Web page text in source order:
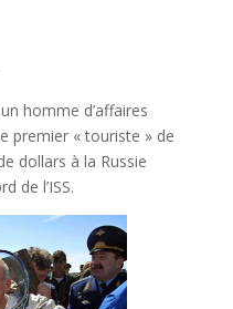
homme d’affaires
premier « touriste » de
dollars à la Russie
de l’ISS.